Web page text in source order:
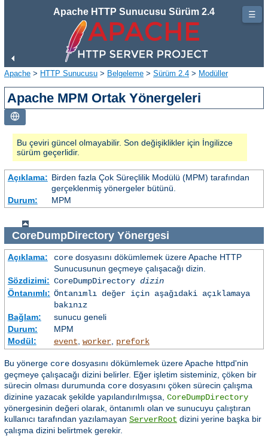
Apache HTTP Sunucusu Sürüm 2.4
Apache > HTTP Sunucusu > Belgeleme > Sürüm 2.4 > Modüller
Apache MPM Ortak Yönergeleri
Bu çeviri güncel olmayabilir. Son değişiklikler için İngilizce
sürüm geçerlidir.
Açıklama: Birden fazla Çok Süreçlilik Modülü (MPM) tarafından
gerçeklenmiş yönergeler bütünü.
Durum:
MPM
CoreDumpDirectoryYönergesi
Açıklama: coredosyasını dökümlemek üzere Apache HTTP
Sunucusunun geçmeye çalışacağı dizin.
Sözdizimi: CoreDumpDirectory dizin
Öntanımlı: Öntanımlı değer için aşağıdaki açıklamaya
bakınız
Bağlam:
sunucu geneli
Durum:
MPM
Modül:
event worker, prefork
Bu yönerge core dosyasını dökümlemek üzere Apache httpd'nin
geçmeye çalışacağı dizini belirler. Eğer işletim sisteminiz, çöken bir
sürecin olması durumunda core dosyasını çöken sürecin çalışma
dizinine yazacak şekilde yapılandırılmışsa, CoreDumpDirectory
yönergesinin değeri olarak, öntanımlı olan ve sunucuyu çalıştıran
kullanıcı tarafından yazılamayan ServerRoot dizini yerine başka bir
çalışma dizini belirtmek gerekir.
☰